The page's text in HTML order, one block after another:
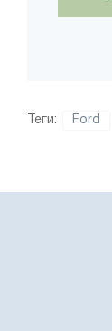
Теги: Ford